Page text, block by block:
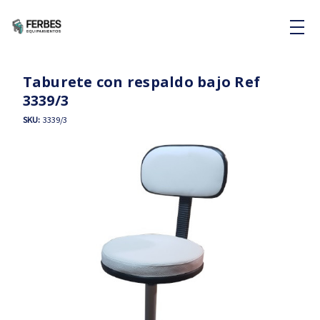
Taburete con respaldo bajo Ref
3339/3
SKU: 3339/3